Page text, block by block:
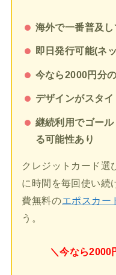
海外で一番普及
即日発行可能(ネ
今なら2000円分
デザインがスタイ
継続利用でゴー
る可能性あり
クレジットカード選
に時間を毎回使い続
費無料のエポスカー
う。
＼今なら2000